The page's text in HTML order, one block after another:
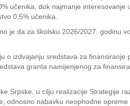
učenika, dok najmanje
0,5% učenika.
je da za školsku 2026/2027. godinu
o izdvajanju sredstava za
granta namijenjenog za
Srpske, u cilju realizacije Strategije
odnosno nabavku neophodne